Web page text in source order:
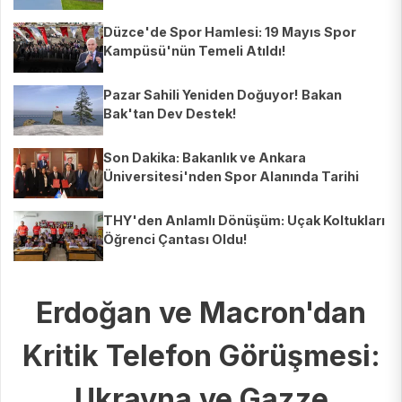
Düzce'de Spor Hamlesi: 19 Mayıs Spor
Kampüsü'nün Temeli Atıldı!
Pazar Sahili Yeniden Doğuyor! Bakan
Bak'tan Dev Destek!
Son Dakika: Bakanlık ve Ankara
Üniversitesi'nden Spor Alanında Tarihi
THY'den Anlamlı Dönüşüm: Uçak Koltukları
Öğrenci Çantası Oldu!
Erdoğan ve Macron'dan
Kritik Telefon Görüşmesi: